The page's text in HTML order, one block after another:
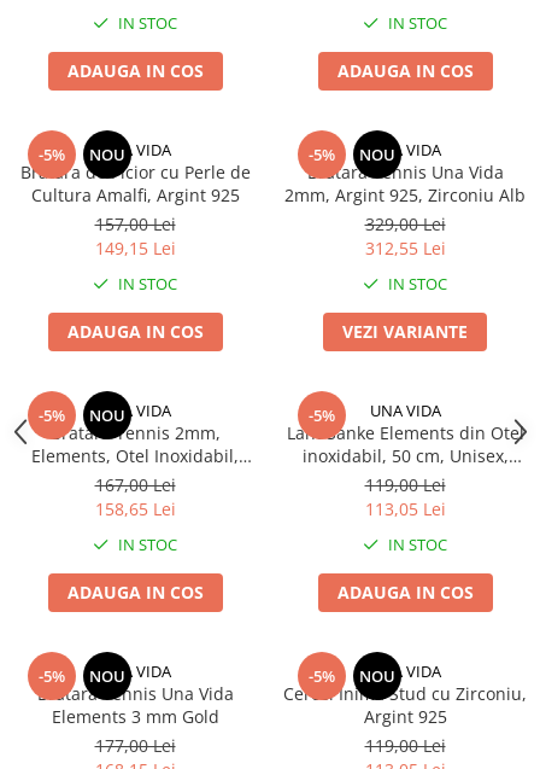
IN STOC
ADAUGA IN COS
IN STOC
ADAUGA IN COS
-5% NOU
UNA VIDA
Bratara de Picior cu Perle de
Cultura Amalfi, Argint 925
157,00 Lei
149,15 Lei
IN STOC
ADAUGA IN COS
-5% NOU
UNA VIDA
Bratara Tennis Una Vida
2mm, Argint 925, Zirconiu Alb
329,00 Lei
312,55 Lei
IN STOC
VEZI VARIANTE
-5% NOU
UNA VIDA
Bratara Tennis 2mm,
Elements, Otel Inoxidabil,
Zirconiu Alb
167,00 Lei
158,65 Lei
IN STOC
ADAUGA IN COS
-5% UNA VIDA
Lant Sanke Elements din Otel
inoxidabil, 50 cm, Unisex,
GOLD
119,00 Lei
113,05 Lei
IN STOC
ADAUGA IN COS
-5% NOU
UNA VIDA
Bratara Tennis Una Vida
Elements 3 mm Gold
177,00 Lei
-5% NOU
UNA VIDA
Cercei Inima Stud cu Zirconiu,
Argint 925
119,00 Lei